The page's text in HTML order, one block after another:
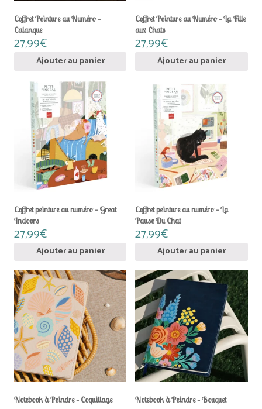
Coffret Peinture au Numéro –
Calanque
27,99€
Ajouter au panier
Coffret Peinture au Numéro – La Fille
aux Chats
27,99€
Ajouter au panier
Coffret peinture au numéro – Great
Indoors
27,99€
Ajouter au panier
Coffret peinture au numéro – La
Pause Du Chat
27,99€
Ajouter au panier
Notebook à Peindre – Coquillage Notebook à Peindre – Bouquet